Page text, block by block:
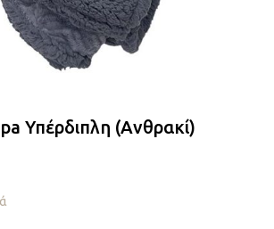
Υπέρδιπλη (Ανθρακί)